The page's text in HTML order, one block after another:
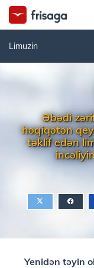
Limuzin
Əbədi
həqiqətən
təklif edən
Yenidən təyin